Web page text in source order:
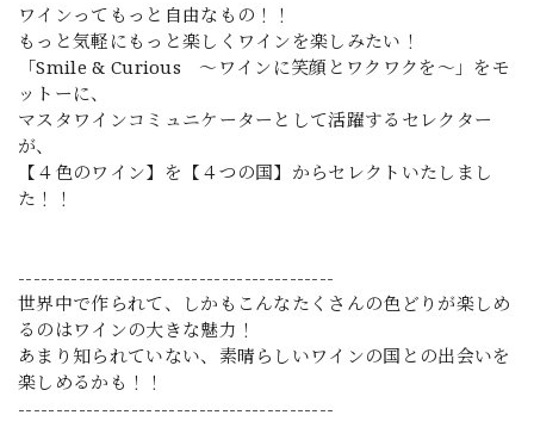
ワインってもっと自由なもの！！
もっと気軽にもっと楽しくワインを楽しみたい！
「Smile & Curious ～ワインに笑顔とワクワクを～」をモ
ットーに、
マスタワインコミュニケーターとして活躍するセレクター
が、
【４色のワイン】を【４つの国】からセレクトいたしまし
た！！
------------------------------------------
世界中で作られて、しかもこんなたくさんの色どりが楽しめ
るのはワインの大きな魅力！
あまり知られていない、素晴らしいワインの国との出会いを
楽しめるかも！！
------------------------------------------